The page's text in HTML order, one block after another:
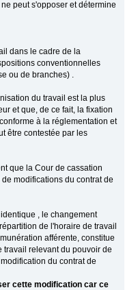
peut s'opposer et détermine
dans le cadre de la
conventionnelles
ou de branches) .
du travail est la plus
et que, de ce fait, la fixation
à la réglementation et
être contestée par les
que la Cour de cassation
modifications du contrat de
, le changement
de l'horaire de travail
afférente, constitue
relevant du pouvoir de
du contrat de
cette modification car ce